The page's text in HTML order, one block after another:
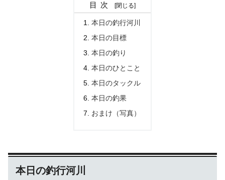
目次
本日の釣行河川
本日の目標
本日の釣り
本日のひとこと
本日のタックル
本日の釣果
おまけ（写真）
本日の釣行河川